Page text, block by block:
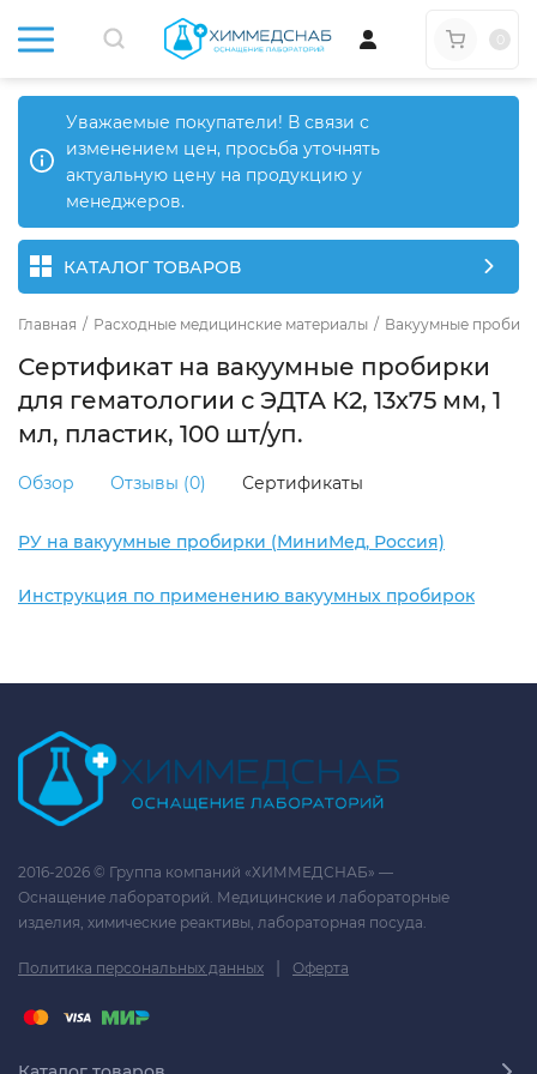
Уважаемые покупатели! В связи с
изменением цен, просьба уточнять
актуальную цену на продукцию у
менеджеров.
КАТАЛОГ ТОВАРОВ
Главная / Расходные медицинские материалы / Вакуумные
Сертификат на вакуумные пробирки
для гематологии с ЭДТА К2, 13х75 мм, 1
мл, пластик, 100 шт/уп.
Обзор Отзывы (0) Сертификаты
РУ на вакуумные пробирки (МиниМед, Россия)
Инструкция по применению вакуумных пробирок
2016-2026 © Группа компаний «ХИММЕДСНАБ» —
Оснащение лабораторий. Медицинские и лабораторные
изделия, химические реактивы, лабораторная посуда.
Политика персональных данных | Оферта